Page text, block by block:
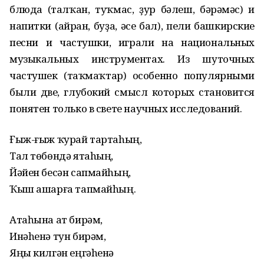
блюда (талҡан, туҡмас, ҙур бәлеш, бәрәмәс) и
напитки (айран, буҙа, әсе бал), пели башкирские
песни и частушки, играли на национальных
музыкальных инструментах. Из шуточных
частушек (таҡмаҡтар) особенно популярными
были две, глубокий смысл которых становится
понятен только в свете научных исследований.
Ғыж-ғыж ҡурай тартаhың,
Тал төбөндә ятаhың,
Йәйен бесән сапмайhың,
Ҡыш ашарға тапмайhың.
Атаһына ат бирәм,
Инәhенә тун бирәм,
Яңы килгән еңгәhенә